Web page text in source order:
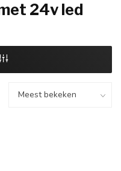
24v led